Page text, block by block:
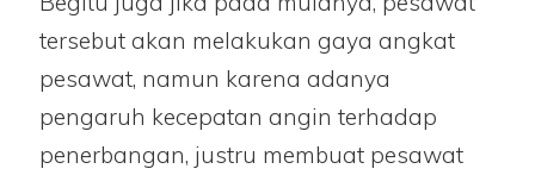
tersebut akan melakukan gaya angkat
pesawat, namun karena adanya
pengaruh kecepatan angin terhadap
penerbangan, justru membuat pesawat